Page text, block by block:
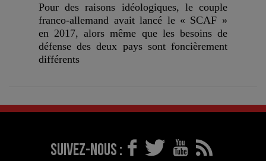
Pour des raisons idéologiques, le couple
franco-allemand avait lancé le « SCAF »
en 2017, alors même que les besoins de
défense des deux pays sont foncièrement
différents
Suivez-nous :